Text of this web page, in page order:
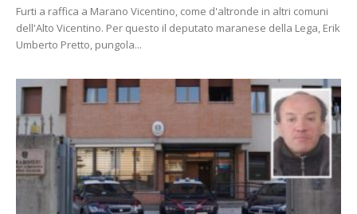
Furti a raffica a Marano Vicentino, come d'altronde in altri comuni
dell'Alto Vicentino. Per questo il deputato maranese della Lega, Erik
Umberto Pretto, pungola...